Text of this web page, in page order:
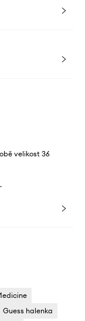
velikost 36
Guess halenka